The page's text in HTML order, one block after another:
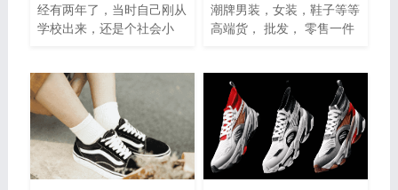
经有两年了，当时自己刚从
学校出来，还是个社会小
也就直接想着...
潮牌男装，女装，鞋子等等
高端货， 批发， 零售一件
质感舒服，透气凉爽